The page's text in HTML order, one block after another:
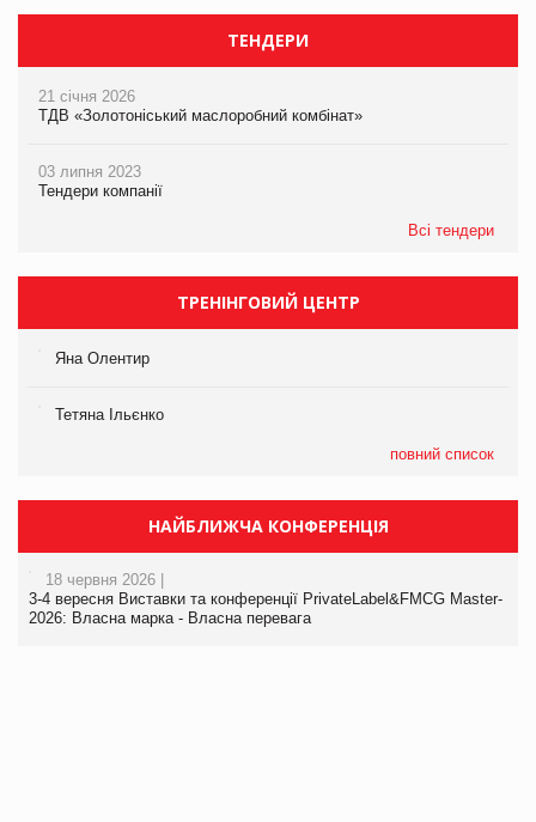
ТЕНДЕРИ
21 січня 2026
ТДВ «Золотоніський маслоробний комбінат»
03 липня 2023
Тендери компанії
Всі тендери
ТРЕНІНГОВИЙ ЦЕНТР
Яна Олентир
Тетяна Ільєнко
повний список
НАЙБЛИЖЧА КОНФЕРЕНЦІЯ
18 червня 2026 |
3-4 вересня Виставки та конференції PrivateLabel&FMCG Master-
2026: Власна марка - Власна перевага